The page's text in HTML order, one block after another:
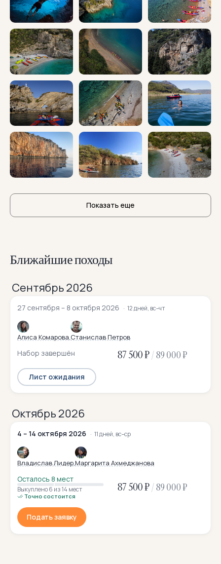
Показать еще
Ближайшие походы
Сентябрь 2026
27 сентября – 8 октября 2026 12 дней, вс–чт
Алиса Комарова Станислав Петров
Набор завершён 87 500 ₽/89 000 ₽
Лист ожидания
Октябрь 2026
4 – 14 октября 2026 11 дней, вс–ср
Владислав Лидер Маргарита Ахмеджанова
Осталось 8 мест
Выкуплено 6 из 14 мест
Точно состоится
87 500 ₽/89 000 ₽
Подать заявку